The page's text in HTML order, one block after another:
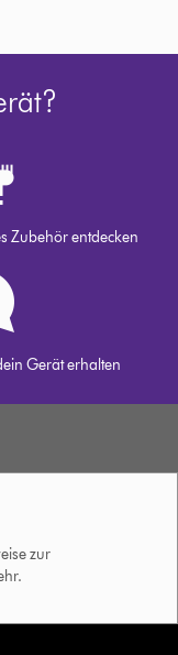
Zubehör entdecken
Gerät erhalten
zur